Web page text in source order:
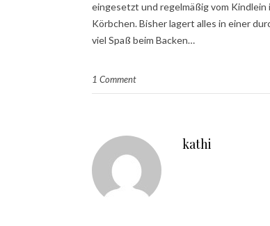
eingesetzt und regelmäßig vom
Körbchen. Bisher lagert alles in einer
viel Spaß beim Backen…
1 Comment
kathi